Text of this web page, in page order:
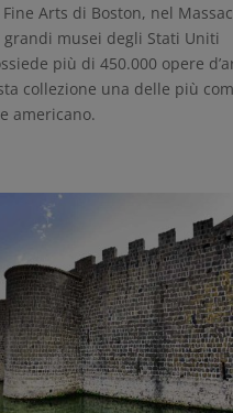
Arts di Boston, nel
musei degli Stati Uniti
più di 450.000 opere
collezione una delle più
americano.